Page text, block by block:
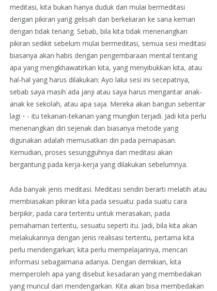
meditasi, kita bukan hanya duduk dan mulai bermeditasi
dengan pikiran yang gelisah dan berkeliaran ke sana kemari
dengan tidak tenang. Sebab, bila kita tidak menenangkan
pikiran sedikit sebelum mulai bermeditasi, semua sesi meditasi
biasanya akan habis dengan pengembaraan mental tentang
apa yang mengkhawatirkan kita, yang menyibukkan kita, atau
hal-hal yang harus dilakukan: Ayo lalui sesi ini secepatnya,
sebab saya masih ada janji atau saya harus mengantar anak-
anak ke sekolah, atau apa saja. Mereka akan bangun sebentar
lagi・- itu tekanan-tekanan yang mungkin terjadi. Jadi kita perlu
menenangkan diri sejenak dan biasanya metode yang
digunakan adalah memusatkan diri pada pernapasan.
Kemudian, proses sesungguhnya dari meditasi akan
bergantung pada kerja-kerja yang dilakukan sebelumnya.
Ada banyak jenis meditasi. Meditasi sendiri berarti melatih atau
membiasakan pikiran kita pada sesuatu: pada suatu cara
berpikir, pada cara tertentu untuk merasakan, pada
pemahaman tertentu, sesuatu seperti itu. Jadi, bila kita akan
melakukannya dengan jenis realisasi tertentu, pertama kita
perlu mendengarkan; kita perlu mempelajarinya, mencari
informasi sebagaimana adanya. Dengan demikian, kita
memperoleh apa yang disebut kesadaran yang membedakan
yang muncul dari mendengarkan. Kita akan bisa membedakan